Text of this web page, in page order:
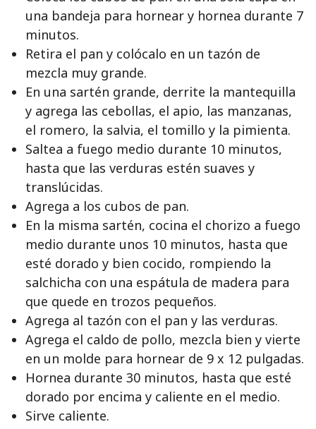
una bandeja para hornear y hornea durante 7
minutos.
Retira el pan y colócalo en un tazón de
mezcla muy grande.
En una sartén grande, derrite la mantequilla
y agrega las cebollas, el apio, las manzanas,
el romero, la salvia, el tomillo y la pimienta.
Saltea a fuego medio durante 10 minutos,
hasta que las verduras estén suaves y
translúcidas.
Agrega a los cubos de pan.
En la misma sartén, cocina el chorizo a fuego
medio durante unos 10 minutos, hasta que
esté dorado y bien cocido, rompiendo la
salchicha con una espátula de madera para
que quede en trozos pequeños.
Agrega al tazón con el pan y las verduras.
Agrega el caldo de pollo, mezcla bien y vierte
en un molde para hornear de 9 x 12 pulgadas.
Hornea durante 30 minutos, hasta que esté
dorado por encima y caliente en el medio.
Sirve caliente.